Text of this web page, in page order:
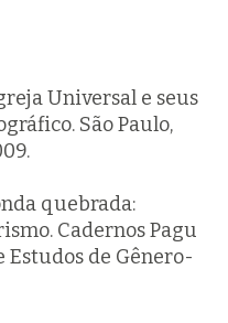
Universal e seus
São Paulo,
quebrada:
Cadernos Pagu
Estudos de Gênero-